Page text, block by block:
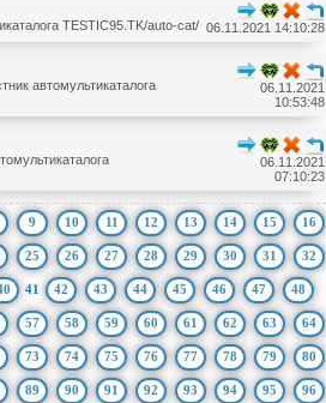
TESTIC95.TK/auto-cat/ 06.11.2021 14:10:28
автомультикаталога
06.11.2021
10:53:48
06.11.2021
07:10:23
9 10 11 12 13 14 15 16
25 26 27 28 29 30 31 32
41 42 43 44 45 46 47 48
57 58 59 60 61 62 63 64
73 74 75 76 77 78 79 80
89 90 91 92 93 94 95 96